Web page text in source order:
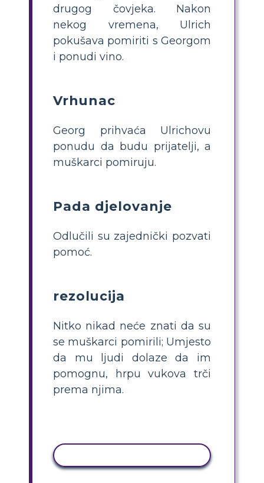
drugog čovjeka. Nakon
nekog vremena, Ulrich
pokušava pomiriti s Georgom
i ponudi vino.
Vrhunac
Georg prihvaća Ulrichovu
ponudu da budu prijatelji, a
muškarci pomiruju.
Pada djelovanje
Odlučili su zajednički pozvati
pomoć.
rezolucija
Nitko nikad neće znati da su
se muškarci pomirili; Umjesto
da mu ljudi dolaze da im
pomognu, hrpu vukova trči
prema njima.